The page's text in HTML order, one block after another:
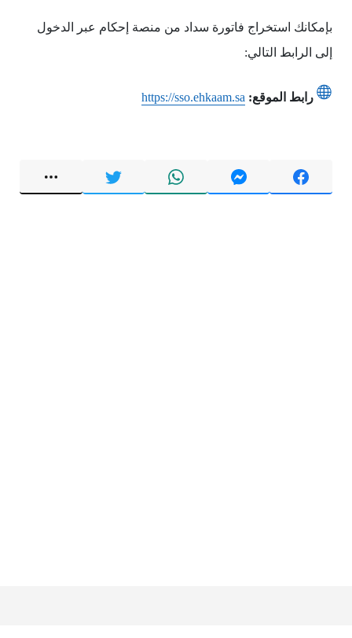
بإمكانك استخراج فاتورة سداد من منصة إحكام عبر الدخول
إلى الرابط التالي:
رابط الموقع: https://sso.ehkaam.sa